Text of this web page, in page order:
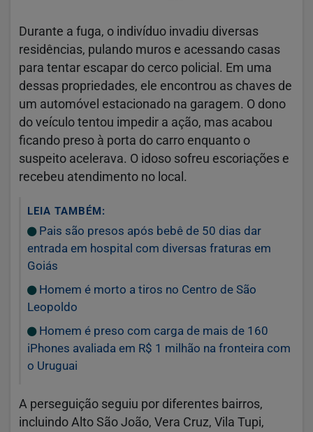
Durante a fuga, o indivíduo invadiu diversas
residências, pulando muros e acessando casas
para tentar escapar do cerco policial. Em uma
dessas propriedades, ele encontrou as chaves de
um automóvel estacionado na garagem. O dono
do veículo tentou impedir a ação, mas acabou
ficando preso à porta do carro enquanto o
suspeito acelerava. O idoso sofreu escoriações e
recebeu atendimento no local.
LEIA TAMBÉM:
Pais são presos após bebê de 50 dias dar
entrada em hospital com diversas fraturas em
Goiás
Homem é morto a tiros no Centro de São
Leopoldo
Homem é preso com carga de mais de 160
iPhones avaliada em R$ 1 milhão na fronteira com
o Uruguai
A perseguição seguiu por diferentes bairros,
incluindo Alto São João, Vera Cruz, Vila Tupi,